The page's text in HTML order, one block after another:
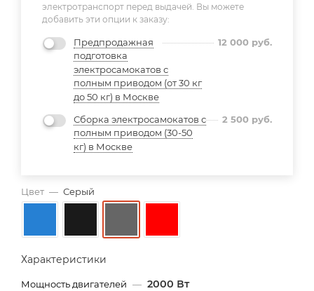
Цвет — Серый
Характеристики
Мощность двигателей — 2000 Вт
электротранспорт перед выдачей. Вы можете
добавить эти опции к заказу:
Предпродажная
подготовка
электросамокатов с
полным приводом (от 30 кг
до 50 кг) в Москве
12 000 руб.
Сборка электросамокатов с
полным приводом (30-50
кг) в Москве
2 500 руб.